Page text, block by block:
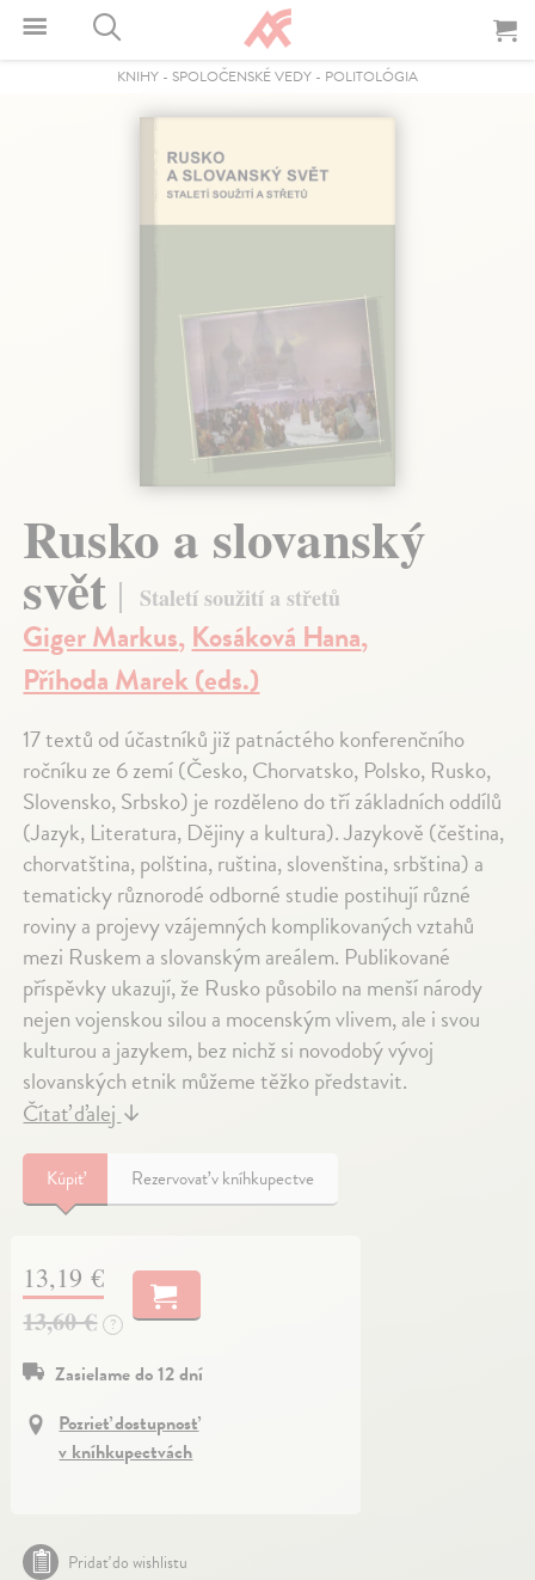
KNIHY - SPOLOČENSKÉ VEDY - POLITOLÓGIA
Rusko a slovanský
svět Staletí soužití a střetů
Giger Markus,Kosáková Hana,
Příhoda Marek (eds.)
17 textů od účastníků již patnáctého konferenčního
ročníku ze 6 zemí (Česko, Chorvatsko, Polsko, Rusko,
Slovensko, Srbsko) je rozděleno do tří základních oddílů
(Jazyk, Literatura, Dějiny a kultura). Jazykově (čeština,
chorvatština, polština, ruština, slovenština, srbština) a
tematicky různorodé odborné studie postihují různé
roviny a projevy vzájemných komplikovaných vztahů
mezi Ruskem a slovanským areálem. Publikované
příspěvky ukazují, že Rusko působilo na menší národy
nejen vojenskou silou a mocenským vlivem, ale i svou
kulturou a jazykem, bez nichž si novodobý vývoj
slovanských etnik můžeme těžko představit.
Čítať ďalej↓
Kúpiť Rezervovať v kníhkupectve
13,19 €
13,60 € ?
Zasielame do 12 dní
Pozrieť dostupnosť
v kníhkupectvách
Pridať do wishlistu